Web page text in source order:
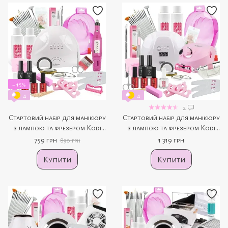
−15%
4
Стартовий набір для манікюру
з лампою та фрезером Kodi
(лампа Sun One 48 вт, фрезер
Bucos 20000 об)
759 грн 890 грн
Купити
4
2
Стартовий набір для манікюру
з лампою та фрезером Kodi
(лампа Sun X 54 вт, фрезер
Bucos 35000 об)
1 319 грн
Купити